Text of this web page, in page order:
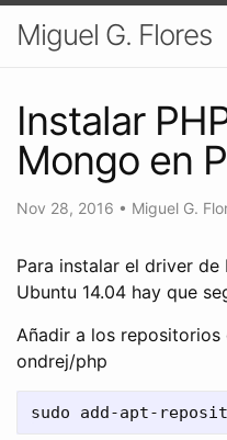
Miguel G. Flores
Instalar
Mongo en
Nov 28, 2016 • Miguel G.
Para instalar el driver
Ubuntu 14.04 hay que
Añadir a los
ondrej/php